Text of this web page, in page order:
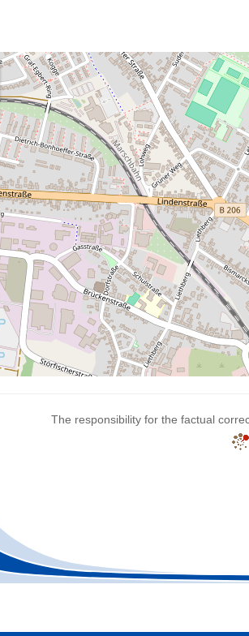
The responsibility for the factual